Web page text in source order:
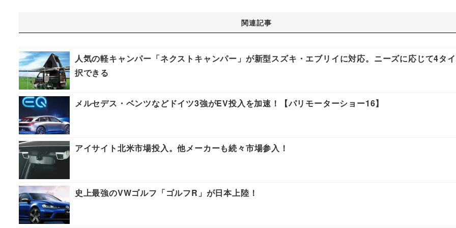
関連記事
人気の軽キャンパー「ネクストキャンパー」が新型スズキ・エブリイに対応。ニーズに応じて4タ
択できる
メルセデス・ベンツなどドイツ3強がEV投入を加速！【パリモーターショー16】
アイサイト北米市場投入。他メーカーも続々市場参入！
史上最強のVWゴルフ「ゴルフR」が日本上陸！